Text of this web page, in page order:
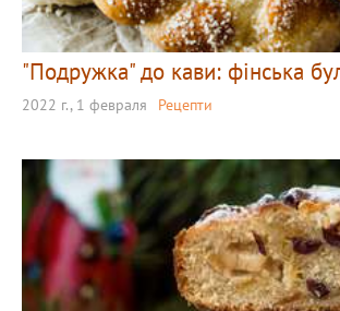
"Подружка" до кави: фінська
2022 г., 1 февраля Рецепти